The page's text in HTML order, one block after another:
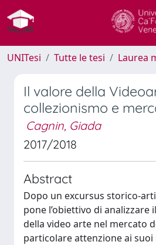
UNITesi Tutte le tesi Laurea
Il valore della
collezionismo e
Cagnin, Giada
2017/2018
Abstract
Dopo un excursus storico-
pone l’obiettivo di analizzare
della video arte nel mercato
particolare attenzione ai suoi